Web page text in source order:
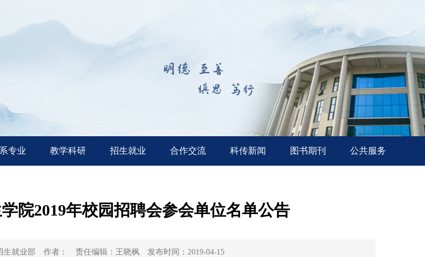
专业 教学科研 招生就业 合作交流 科传新闻 图书期刊 公共服务
院2019年校园招聘会参会单位名单公告
生就业部 作者： 责任编辑： 王晓枫 发布时间： 2019-04-15